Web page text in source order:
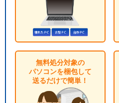
無料処分対象の
パソコンを梱包して
送るだけで簡単！